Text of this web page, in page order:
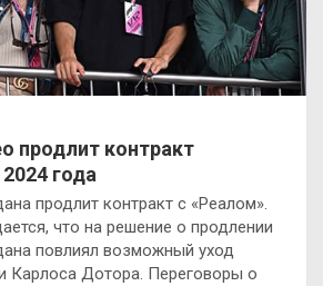
продлит контракт
года
продлит контракт с «Реалом».
что на решение о продлении
повлиял возможный уход
Карлоса Дотора. Переговоры о